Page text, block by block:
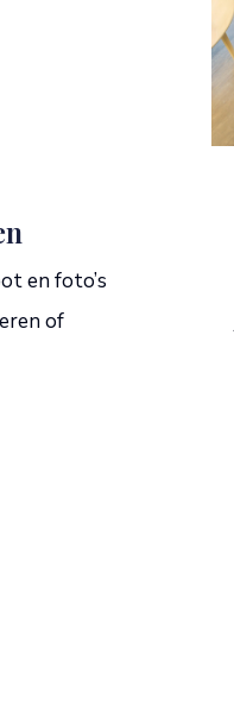
en foto’s
of